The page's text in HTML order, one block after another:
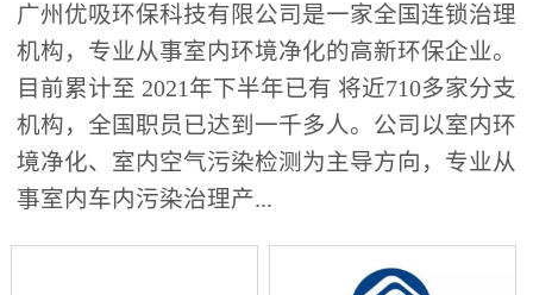
广州优吸环保科技有限公司是一家全国连锁治理
机构，专业从事室内环境净化的高新环保企业。
目前累计至 2021年下半年已有 将近710多家分支
机构，全国职员已达到一千多人。公司以室内环
境净化、室内空气污染检测为主导方向，专业从
事室内车内污染治理产...